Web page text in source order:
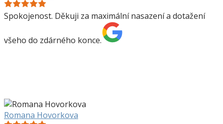
Spokojenost. Děkuji za maximální nasazení a dotažení
všeho do zdárného konce.
Romana Hovorkova